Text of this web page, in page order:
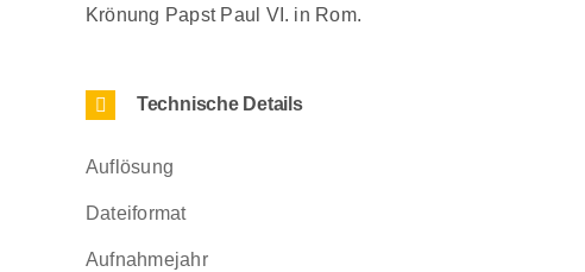
Krönung Papst Paul VI. in Rom.
Technische Details
Auflösung
Dateiformat
Aufnahmejahr